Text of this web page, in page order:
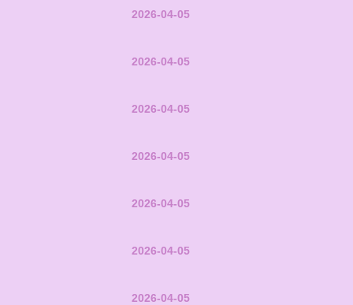
2026-04-05
2026-04-05
2026-04-05
2026-04-05
2026-04-05
2026-04-05
2026-04-05